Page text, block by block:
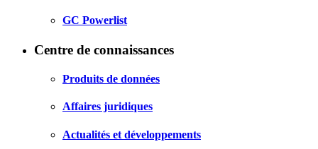
GC Powerlist
Centre de connaissances
Produits de données
Affaires juridiques
Actualités et développements